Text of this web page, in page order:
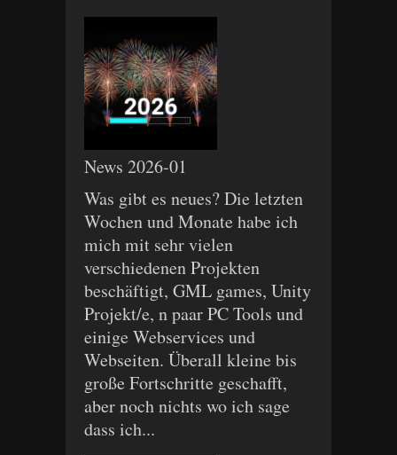
News 2026-01
Was gibt es neues? Die letzten
Wochen und Monate habe ich
mich mit sehr vielen
verschiedenen Projekten
beschäftigt, GML games, Unity
Projekt/e, n paar PC Tools und
einige Webservices und
Webseiten. Überall kleine bis
große Fortschritte geschafft,
aber noch nichts wo ich sage
dass ich...